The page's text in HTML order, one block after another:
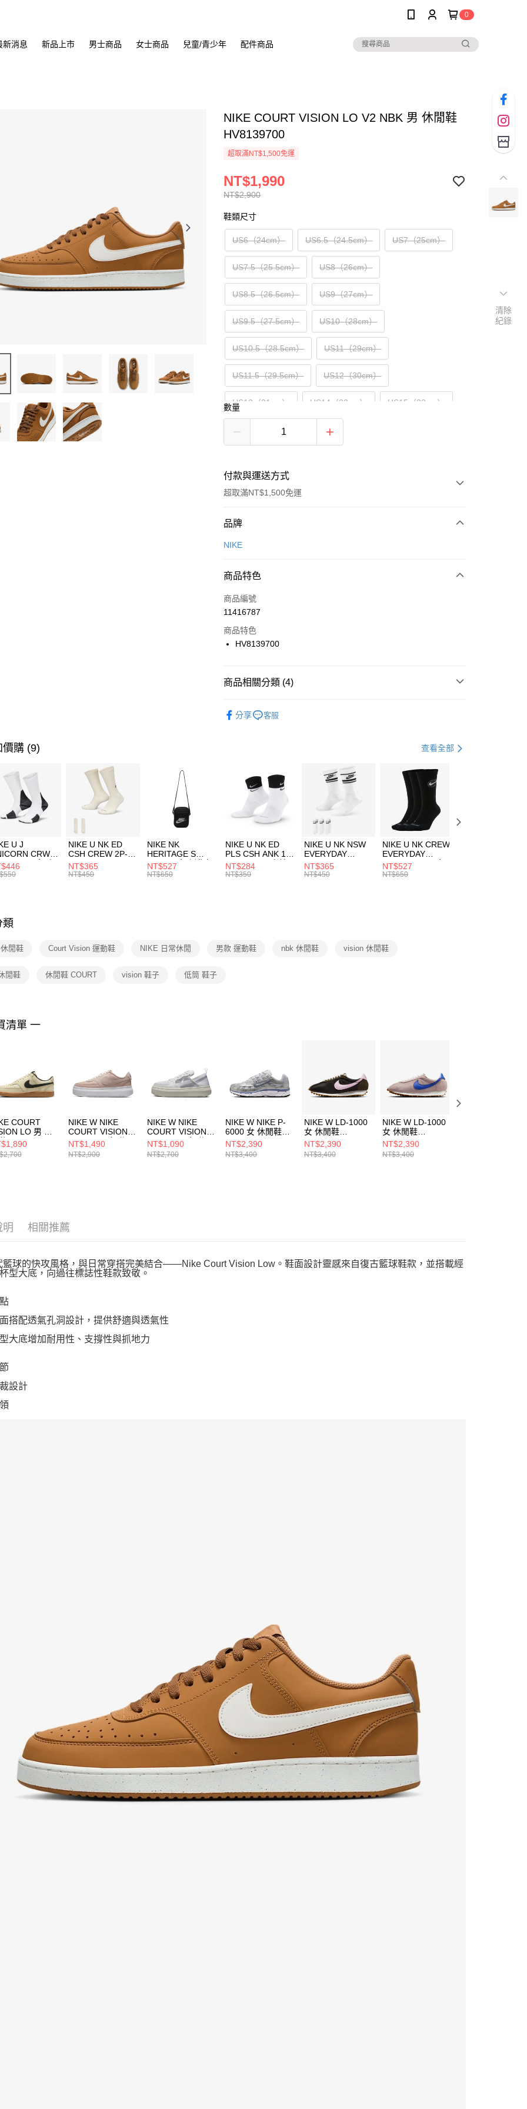
0
新消息 新品上市 男士商品 女士商品 兒童/青少年 配件商品
NIKE COURT VISION LO V2 NBK 男 休閒鞋
HV8139700
超取滿NT$1,500免運
NT$2,900
NT$1,990
鞋類尺寸
US6（24cm） US6.5（24.5cm） US7（25cm）
US7.5（25.5cm） US8（26cm）
US8.5（26.5cm） US9（27cm）
US9.5（27.5cm） US10（28cm）
US10.5（28.5cm） US11（29cm）
US11.5（29.5cm） US12（30cm）
US13（31cm） US14（32cm） US15（33cm）
數量
付款與運送方式
超取滿NT$1,500免運
付款方式
信用卡一次付款
合作金庫商業銀行
華南商業銀行
上海商業儲蓄銀行
國泰世華商業銀行
聯邦商業銀行
台新國際商業銀行
LINE Pay
Apple Pay
【關於「AFTEE先享後付」】
３．安心：先確認商品／服務後，再付款。
【「AFTEE先享後付」結帳流程】
１．於結帳方式選擇「AFTEE先享後付」後，將跳轉至「AFTEE先享後
付」結帳頁面，進行簡訊認證並確認金額後，即可完成結帳。
２．訂單成立數日內，您將收到繳費通知簡訊。
３．收到繳費通知簡訊後14天內，點擊此簡訊中的連結，可透過四大超商
／ATM／網路銀行／等多元方式進行付款，方視為交易完成。
※ 請注意：結帳手續完成當下不需立刻繳費，但若您需要取消訂單，請聯
絡購買商品的店家。未經商家同意取消之訂單仍視為有效，需透過AFTEE
先享後付繳納相關費用。
１．透過由恩沛科技股份有限公司提供之「AFTEE先享後付」服務完成之
交易，需依本服務之必要範圍內提供個人資料，並將交易相關給付款項請
形，恩沛科技股份有限公司將有權停止該用戶之使用額度並採取法律行
每筆NT$100，滿NT$1,500(含以上)免運費
每筆NT$100，滿NT$1,500(含以上)免運費
付款後門市自取
每筆NT$100，滿NT$1,500(含以上)免運費
品牌
NIKE
商品特色
商品編號
11416787
商品特色
HV8139700
商品相關分類 (4)
分享 客服
價購 (9) 查看全部
U J
CRW
-160 男女 中
FZ3393100
NIKE U NK ED
CSH CREW 2P-
144 EMBRDY 男
女 短統襪
NT$365
NT$450
NIKE NK
HERITAGE S
SMIT 男女 側背包
BA5871010
NT$527
NT$650
NIKE U NK ED
PLS CSH ANK 1P
144 DBL 男 中統
襪 DH4058104
NT$284
NT$350
NIKE U NK NSW
EVERYDAY
ESSENTIAL CR
男女 短統襪
NT$365
NT$450
NIKE U NK CREW
EVERYDAY
BBALL 3PR 男女
長統襪
NT$527
NT$650
類
閒鞋 Court Vision 運動鞋 NIKE 日常休閒 男款 運動鞋 nbk 休閒鞋 vision 休閒鞋
閒鞋 休閒鞋 COURT vision 鞋子 低筒 鞋子
清單 一
COURT
LO 男 休
HV4506200
NIKE W NIKE
COURT VISION
ALTA LTR 女 休閒
鞋 DM0113600
NT$1,490
NT$2,900
NIKE W NIKE
COURT VISION
ALTA TXT 女 休閒
鞋 CW6536102
NT$1,090
NT$2,700
NIKE W NIKE P-
6000 女 休閒鞋
BV1021014
NT$2,390
NT$3,400
NIKE W LD-1000
女 休閒鞋
HF3227200
NT$2,390
NT$3,400
NIKE W LD-1000
女 休閒鞋
HF3227602
NT$2,390
NT$3,400
明 相關推薦
籃球的快攻風格，與日常穿搭完美結合——Nike Court Vision Low。鞋面設計靈感來自復古籃球鞋款，並搭載經
型大底，向過往標誌性鞋款致敬。
搭配透氣孔洞設計，提供舒適與透氣性
大底增加耐用性、支撐性與抓地力
設計
清除
紀錄